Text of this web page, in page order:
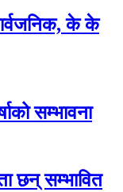
के के
सम्भावना
छन् सम्भावित